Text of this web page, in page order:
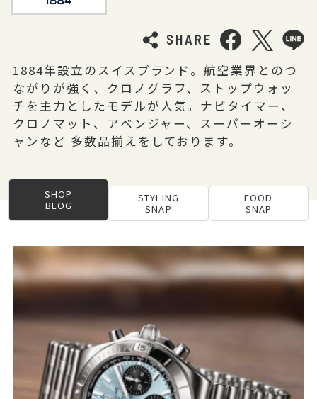
1884年設立のスイスブランド。航空業界とのつ
ながりが強く、クロノグラフ、ストップウォッ
チを主力としたモデルが人気。ナビタイマー、
クロノマット、アベンジャー、スーパーオーシ
ャンなど 多数品揃えをしております。
SHOP
BLOG
STYLING
SNAP
FOOD
SNAP